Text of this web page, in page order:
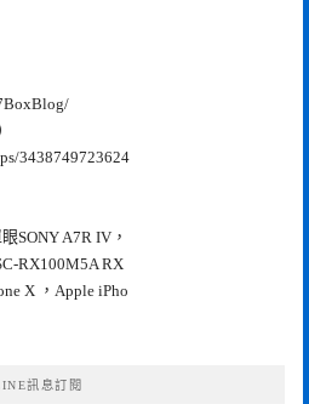
3438749723624
SONY A7R IV，
RX100M5A RX
X ，Apple iPho
訊息訂閱